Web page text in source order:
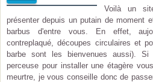
Voilà un
présenter depuis un putain de moment
barbus d'entre vous. En effet,
contreplaqué, découpes circulaires et
barbe sont les bienvenues aussi).
perceuse pour installer une étagère
meurtre, je vous conseille donc de